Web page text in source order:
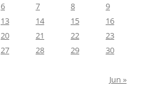
6 7 8
9
13 14 15
16
20 21 22
23
27 28 29
30
Jun »